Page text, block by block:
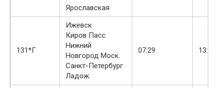
Ярославская
131*Г
Ижевск
Киров Пасс
Нижний
Новгород Моск.
Санкт-Петербург
Ладож.
07:29 13:54